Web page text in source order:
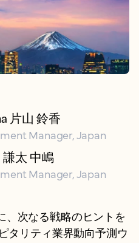
、次なる戦略のヒントを
タリティ業界動向予測ウ
片山 鈴香
Manager, Japan
太 中嶋
Manager, Japan